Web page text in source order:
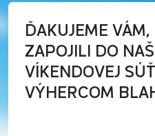
ĎAKUJEME VÁM,
ZAPOJILI DO
VÍKENDOVEJ
VÝHERCOM